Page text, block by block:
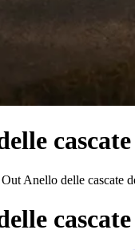
Anello delle cascate